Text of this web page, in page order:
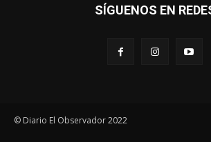
SÍGUENOS EN
© Diario El Observador 2022